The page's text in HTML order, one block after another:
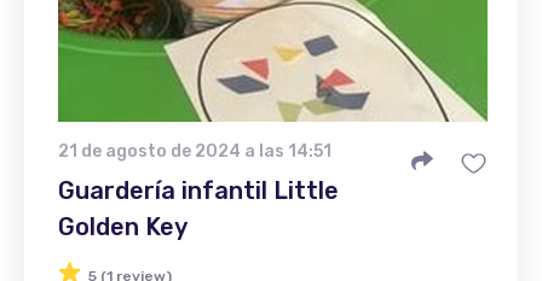
21 de agosto de 2024 a las 14:51
Guardería infantil Little
Golden Key
5 (1 review)